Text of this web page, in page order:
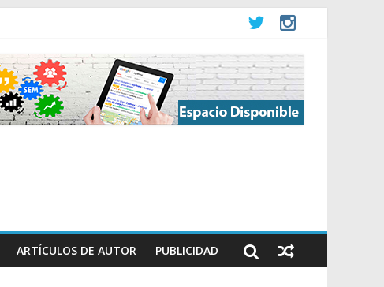
ARTÍCULOS DE AUTOR PUBLICIDAD